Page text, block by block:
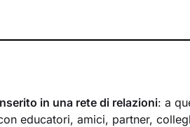
in una rete di relazioni: a
educatori, amici, partner,